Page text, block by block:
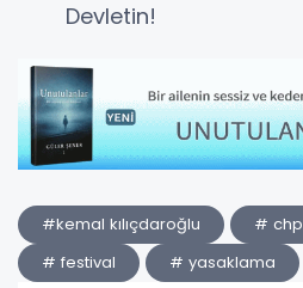
Devletin!
#kemal kılıçdaroğlu # chp
# festival
# yasaklama